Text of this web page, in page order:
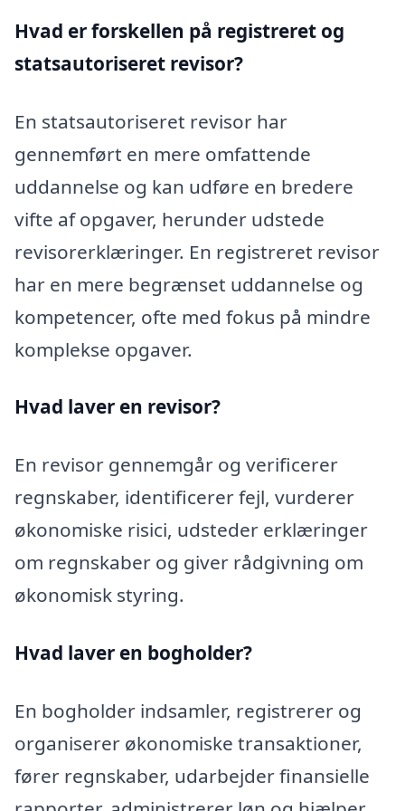
Hvad er forskellen på registreret og
statsautoriseret revisor?
En statsautoriseret revisor har
gennemført en mere omfattende
uddannelse og kan udføre en bredere
vifte af opgaver, herunder udstede
revisorerklæringer. En registreret revisor
har en mere begrænset uddannelse og
kompetencer, ofte med fokus på mindre
komplekse opgaver.
Hvad laver en revisor?
En revisor gennemgår og verificerer
regnskaber, identificerer fejl, vurderer
økonomiske risici, udsteder erklæringer
om regnskaber og giver rådgivning om
økonomisk styring.
Hvad laver en bogholder?
En bogholder indsamler, registrerer og
organiserer økonomiske transaktioner,
fører regnskaber, udarbejder finansielle